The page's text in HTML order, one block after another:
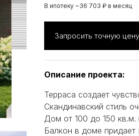
В ипотеку ~36 703 ₽ в месяц
Запросить точную цену
Описание проекта:
Терраса создает
Скандинавский стиль
Дом от 100 до 150
Балкон в доме